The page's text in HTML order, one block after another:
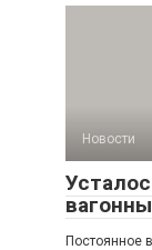
Новости
Постоянное